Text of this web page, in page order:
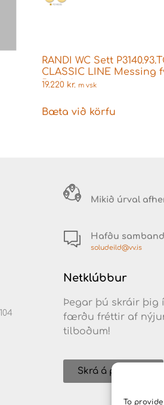
To
RANDI WC Sett
CLASSIC LINE Messing
Boda læsingar
19.220 kr. m vsk
Bæta við körfu
Mikið úrval
Hafðu samband
soludeild@vv.is
Netklúbbur
Þegar þú skráir þig
færðu fréttir af
tilboðum!
Skrá á póstlista